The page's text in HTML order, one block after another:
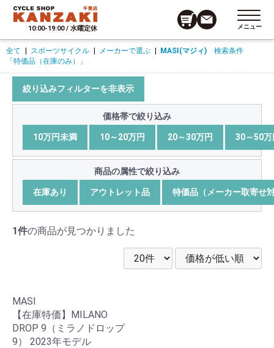
10:00-19:00 / 水曜定休 メニュー
全て スポーツサイクル メーカーで選ぶ MASI(マジィ) 検索条件
「特価品（在庫のみ）」
絞り込みフィルターを非表示
価格帯で絞り込み
10万円未満 10～20万円 20～30万円 30～50万
商品の属性で絞り込み
在庫あり アウトレット品 特価品（メーカー取寄せ
1件の商品が見つかりました
MASI
【在庫特価】MILANO
DROP 9（ミラノドロップ
9） 2023年モデル